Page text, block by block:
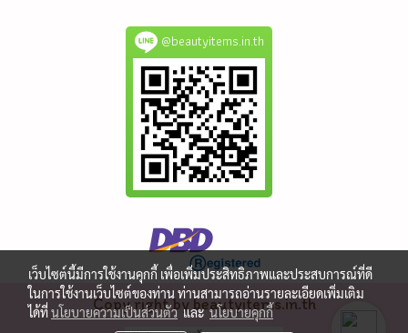
@beautyitems.in.th
Copy right by beautyitems.in.th
เว็บไซต์นี้มีการใช้งานคุกกี้ เพื่อเพิ่มประสิทธิภาพและประสบการณ์ที่ดี
ในการใช้งานเว็บไซต์ของท่าน ท่านสามารถอ่านรายละเอียดเพิ่มเติม
ได้ที่นโยบายความเป็นส่วนตัวและนโยบายคุกกี้